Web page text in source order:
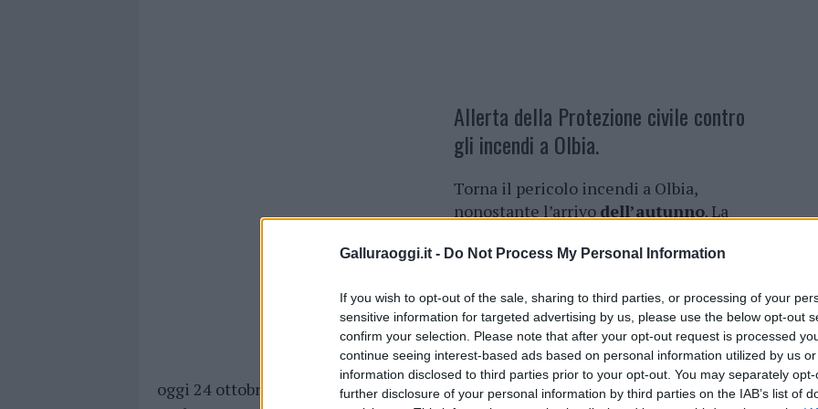
Galluraoggi.it - Do Not Process My Personal Information
If you wish to opt-out of the sale, sharing to third parties, or processing of your
sensitive information for targeted advertising by us, please use the below opt-out
confirm your selection. Please note that after your opt-out request is processed
continue seeing interest-based ads based on personal information utilized by us
information disclosed to third parties prior to your opt-out. You may separately
further disclosure of your personal information by third parties on the IAB’s list of
Allerta della Protezione civile contro
gli incendi a Olbia.
Torna il pericolo incendi a Olbia,
nonostante l’arrivo dell’autunno. La
Civile della Sardegna ha pubblicato il
incendio medio, contrassegnato con il
codice giallo.
L’allerta è emanata per la giornata di
oggi 24 ottobre. Le temperature sono più vicine alla media stagionale, anchese